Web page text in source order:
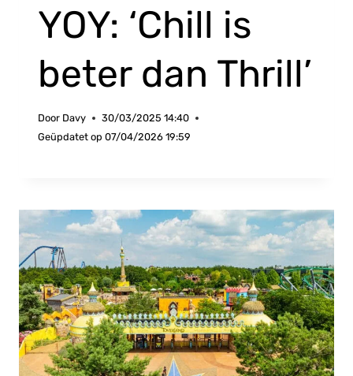
YOY: ‘Chill is
beter dan Thrill’
Door Davy
30/03/2025 14:40
Geüpdatet op 07/04/2026 19:59